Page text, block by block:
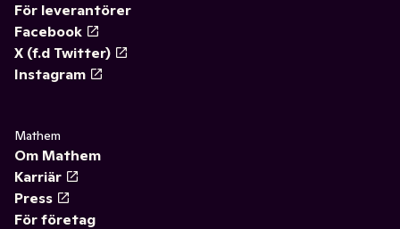
För leverantörer
Facebook
X (f.d Twitter)
Instagram
Mathem
Om Mathem
Karriär
Press
För företag